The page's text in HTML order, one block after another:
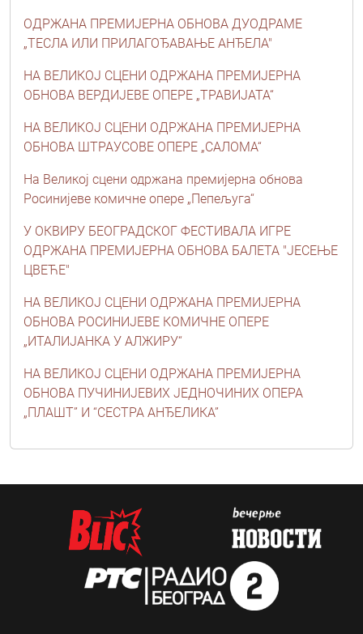
ОДРЖАНА ПРЕМИЈЕРНА ОБНОВА ДУОДРАМЕ
„ТЕСЛА ИЛИ ПРИЛАГОЂАВАЊЕ АНЂЕЛА"
НА ВЕЛИКОЈ СЦЕНИ ОДРЖАНА ПРЕМИЈЕРНА
ОБНОВА ВЕРДИЈЕВЕ ОПЕРЕ „ТРАВИЈАТА“
НА ВЕЛИКОЈ СЦЕНИ ОДРЖАНА ПРЕМИЈЕРНА
ОБНОВА ШТРАУСОВЕ ОПЕРЕ „САЛОМА“
На Великој сцени одржана премијерна обнова
Росинијеве комичне опере „Пепељуга“
У ОКВИРУ БЕОГРАДСКОГ ФЕСТИВАЛА ИГРЕ
ОДРЖАНА ПРЕМИЈЕРНА ОБНОВА БАЛЕТА "ЈЕСЕЊЕ
ЦВЕЋЕ"
НА ВЕЛИКОЈ СЦЕНИ ОДРЖАНА ПРЕМИЈЕРНА
ОБНОВА РОСИНИЈЕВЕ КОМИЧНЕ ОПЕРЕ
„ИТАЛИЈАНКА У АЛЖИРУ“
НА ВЕЛИКОЈ СЦЕНИ ОДРЖАНА ПРЕМИЈЕРНА
ОБНОВА ПУЧИНИЈЕВИХ ЈЕДНОЧИНИХ ОПЕРА
„ПЛАШТ” И “СЕСТРА АНЂЕЛИКА”